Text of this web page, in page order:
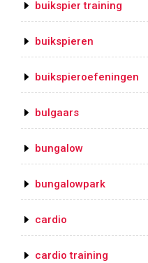
buikspier training
buikspieren
buikspieroefeningen
bulgaars
bungalow
bungalowpark
cardio
cardio training